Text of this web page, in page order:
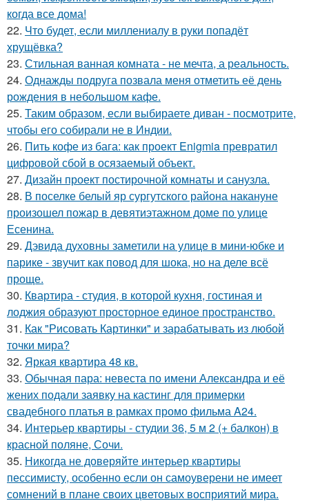
когда все дома!
22. Что будет, если миллениалу в руки попадёт
хрущёвка?
23. Стильная ванная комната - не мечта, а реальность.
24. Однажды подруга позвала меня отметить её день
рождения в небольшом кафе.
25. Таким образом, если выбираете диван - посмотрите,
чтобы его собирали не в Индии.
26. Пить кофе из бага: как проект Enigmia превратил
цифровой сбой в осязаемый объект.
27. Дизайн проект постирочной комнаты и санузла.
28. В поселке белый яр сургутского района накануне
произошел пожар в девятиэтажном доме по улице
Есенина.
29. Дэвида духовны заметили на улице в мини-юбке и
парике - звучит как повод для шока, но на деле всё
проще.
30. Квартира - студия, в которой кухня, гостиная и
лоджия образуют просторное единое пространство.
31. Как "Рисовать Картинки" и зарабатывать из любой
точки мира?
32. Яркая квартира 48 кв.
33. Обычная пара: невеста по имени Александра и её
жених подали заявку на кастинг для примерки
свадебного платья в рамках промо фильма A24.
34. Интерьер квартиры - студии 36, 5 м 2 (+ балкон) в
красной поляне, Сочи.
35. Никогда не доверяйте интерьер квартиры
пессимисту, особенно если он самоуверени не имеет
сомнений в плане своих цветовых восприятий мира.